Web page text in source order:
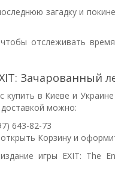
загадку и
отслеживать
Зачарованный
купить в Киеве и
доставкой можно:
643-82-73
Корзину и
игры EXIT: The